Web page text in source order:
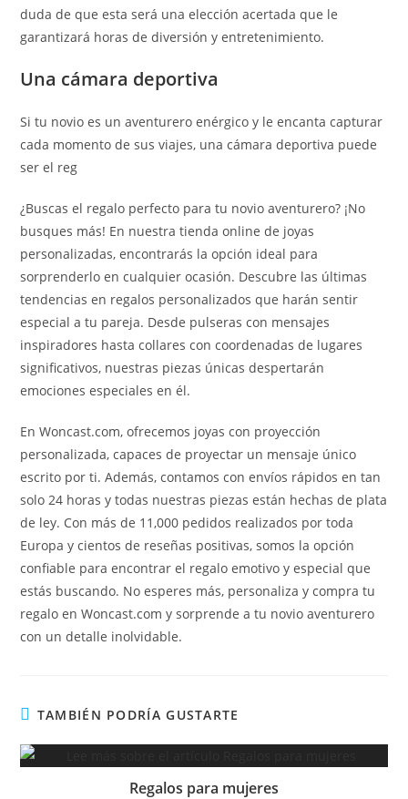
duda de que esta será una elección acertada que le
garantizará horas de diversión y entretenimiento.
Una cámara deportiva
Si tu novio es un aventurero enérgico y le encanta capturar
cada momento de sus viajes, una cámara deportiva puede
ser el reg
¿Buscas el regalo perfecto para tu novio aventurero? ¡No
busques más! En nuestra tienda online de joyas
personalizadas, encontrarás la opción ideal para
sorprenderlo en cualquier ocasión. Descubre las últimas
tendencias en regalos personalizados que harán sentir
especial a tu pareja. Desde pulseras con mensajes
inspiradores hasta collares con coordenadas de lugares
significativos, nuestras piezas únicas despertarán
emociones especiales en él.
En Woncast.com, ofrecemos joyas con proyección
personalizada, capaces de proyectar un mensaje único
escrito por ti. Además, contamos con envíos rápidos en tan
solo 24 horas y todas nuestras piezas están hechas de plata
de ley. Con más de 11,000 pedidos realizados por toda
Europa y cientos de reseñas positivas, somos la opción
confiable para encontrar el regalo emotivo y especial que
estás buscando. No esperes más, personaliza y compra tu
regalo en Woncast.com y sorprende a tu novio aventurero
con un detalle inolvidable.
TAMBIÉN PODRÍA GUSTARTE
Regalos para mujeres